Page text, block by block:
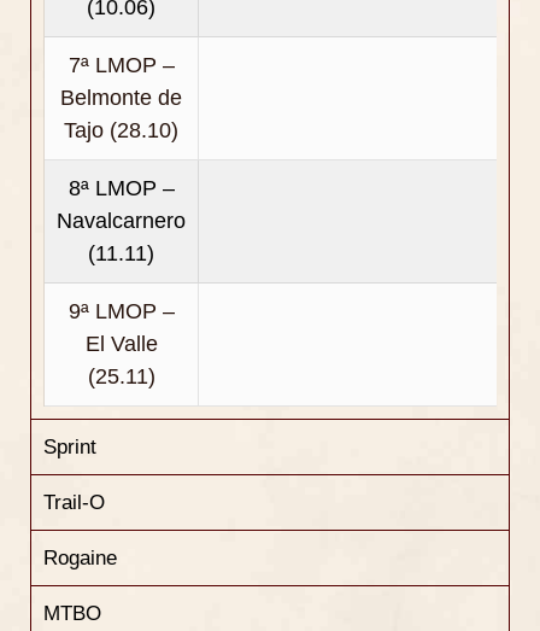
(10.06)
7ª LMOP –
Belmonte de
Tajo (28.10)
8ª LMOP –
Navalcarnero
(11.11)
9ª LMOP –
El Valle
(25.11)
Sprint
Trail-O
Rogaine
MTBO